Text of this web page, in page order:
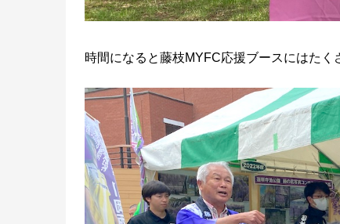
時間になると藤枝MYFC応援ブースにはたく